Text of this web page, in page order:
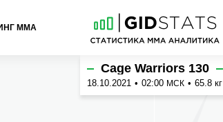
ММА
Cage Warriors 130
18.10.2021 • 02:00 МСК • 65.8 кг